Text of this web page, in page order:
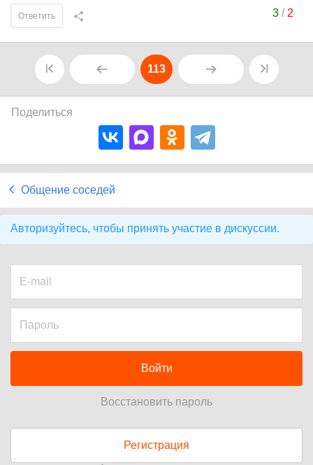
3/ 2
Ответить
113
Поделиться
Общение соседей
Авторизуйтесь, чтобы принять участие в дискуссии.
Войти
Восстановить пароль
Регистрация